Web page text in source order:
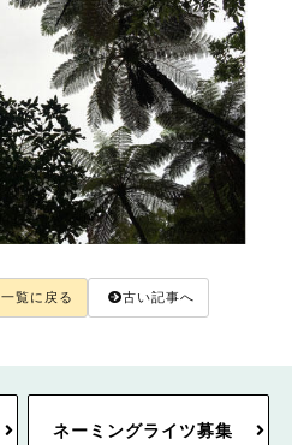
一覧に戻る 古い記事へ
ネーミングライツ募集